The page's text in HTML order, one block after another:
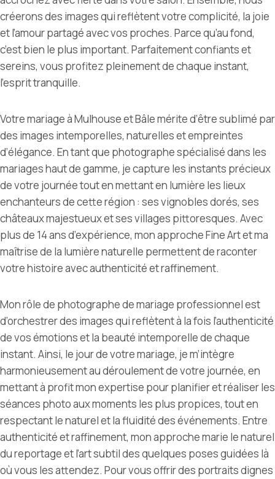
créerons des images qui reflètent votre complicité, la joie
et l’amour partagé avec vos proches. Parce qu’au fond,
c’est bien le plus important. Parfaitement confiants et
sereins, vous profitez pleinement de chaque instant,
l’esprit tranquille.
Votre mariage à Mulhouse et Bâle mérite d’être sublimé par
des images intemporelles, naturelles et empreintes
d’élégance. En tant que photographe spécialisé dans les
mariages haut de gamme, je capture les instants précieux
de votre journée tout en mettant en lumière les lieux
enchanteurs de cette région : ses vignobles dorés, ses
châteaux majestueux et ses villages pittoresques. Avec
plus de 14 ans d’expérience, mon approche Fine Art et ma
maîtrise de la lumière naturelle permettent de raconter
votre histoire avec authenticité et raffinement.
Mon rôle de photographe de mariage professionnelest
d’orchestrer des images qui reflètent à la fois l’authenticité
de vos émotions et la beauté intemporelle de chaque
instant. Ainsi, le jour de votre mariage, je m’intègre
harmonieusement au déroulement de votre journée, en
mettant à profit mon expertise pour planifier et réaliser les
séances photo aux moments les plus propices, tout en
respectant le naturel et la fluidité des événements. Entre
authenticité et raffinement, mon approche marie le naturel
du reportage et l’art subtil des quelques poses guidées là
où vous les attendez. Pour vous offrir des portraits dignes